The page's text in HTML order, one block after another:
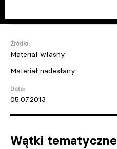
Źródło:
Materiał własny
Materiał nadesłany
Data:
05.07.2013
Wątki tematyczne